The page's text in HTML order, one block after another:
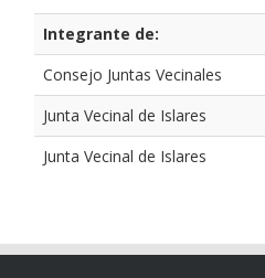
Integrante de:
Consejo Juntas Vecinales
Junta Vecinal de Islares
Junta Vecinal de Islares